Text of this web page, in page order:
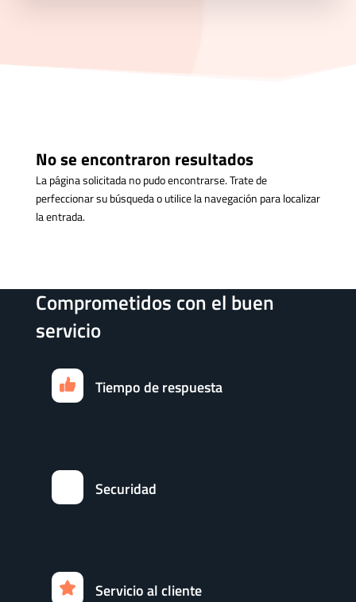
No se encontraron resultados
La página solicitada no pudo encontrarse. Trate de
perfeccionar su búsqueda o utilice la navegación para localizar
la entrada.
Comprometidos con el buen
servicio
Tiempo de respuesta
Securidad
Servicio al cliente